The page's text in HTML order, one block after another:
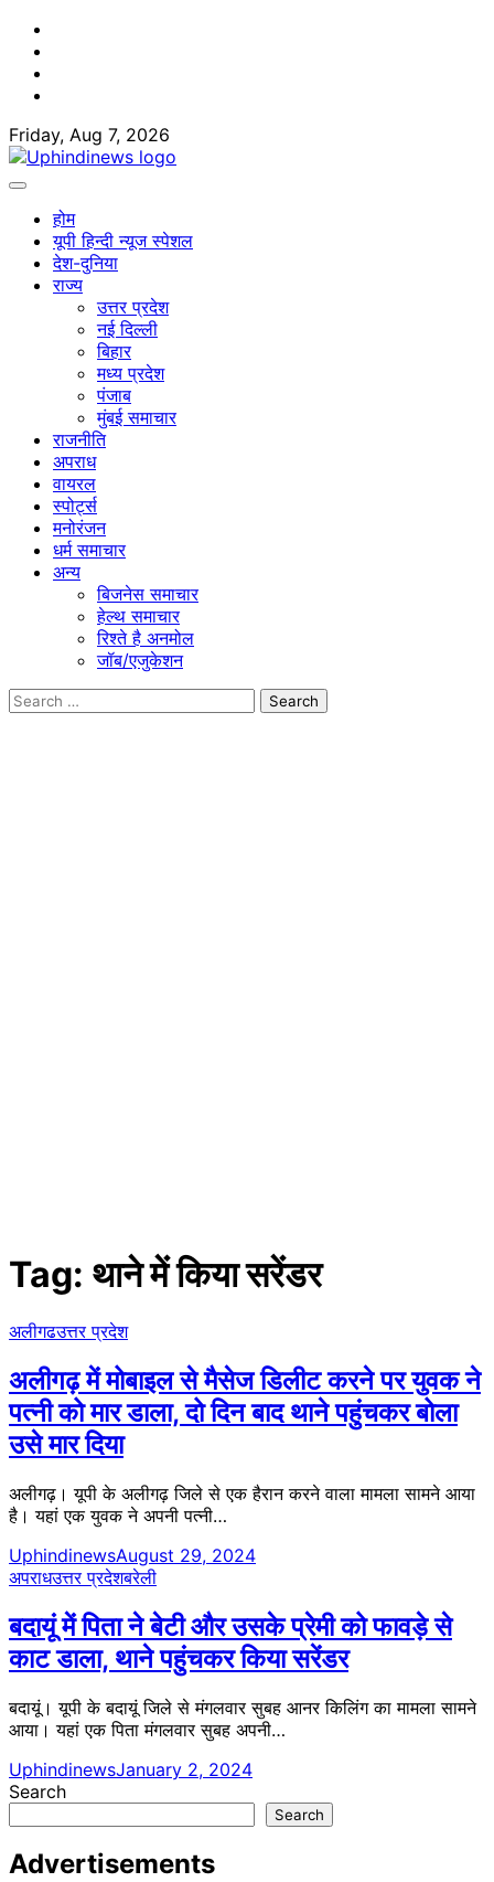
Skip
content
Friday, Aug 7, 2026
होम
यूपी हिन्दी न्यूज स्पेशल
देश-दुनिया
राज्य
उत्तर प्रदेश
नई दिल्ली
बिहार
मध्य प्रदेश
पंजाब
मुंबई समाचार
राजनीति
अपराध
वायरल
स्पोर्ट्स
मनोरंजन
धर्म समाचार
अन्य
बिजनेस समाचार
हेल्थ समाचार
रिश्ते है अनमोल
जॉब/एजुकेशन
Search
Tag: थाने में किया सरेंडर
अलीगढउत्तर प्रदेश
अलीगढ़ में मोबाइल से मैसेज डिलीट करने पर युवक ने
पत्नी को मार डाला, दो दिन बाद थाने पहुंचकर बोला
उसे मार​ दिया
अलीगढ़। यूपी के अलीगढ़ जिले से एक हैरान करने वाला मामला सामने आया
है। यहां एक युवक ने अपनी पत्नी…
UphindinewsAugust 29, 2024
अपराधउत्तर प्रदेशबरेली
बदायूं में पिता ने बेटी और उसके प्रेमी को फावड़े से
काट डाला, थाने पहुंचकर किया सरेंडर
बदायूं। यूपी के बदायूं जिले से मंगलवार सुबह आनर किलिंग का मामला सामने
आया। यहां एक पिता मंगलवार सुबह अपनी…
UphindinewsJanuary 2, 2024
Search
Search
Advertisements